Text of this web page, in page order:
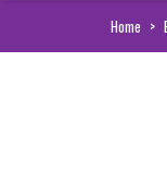
Home >